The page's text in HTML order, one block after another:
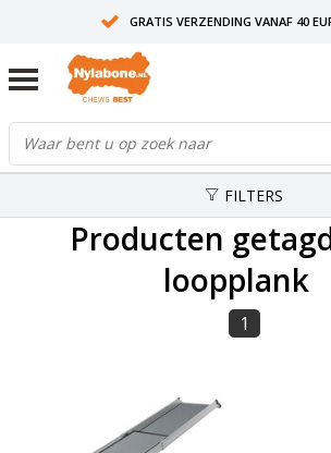
GRATIS VERZENDING VANAF 40
FILTERS
Producten
loopplank
1